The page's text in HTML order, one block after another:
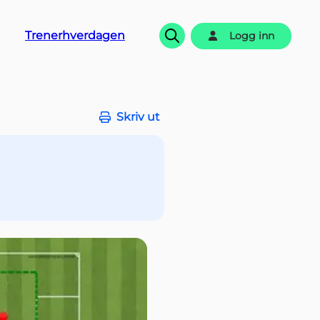
Trenerhverdagen
Søk
Logg inn
Skriv ut